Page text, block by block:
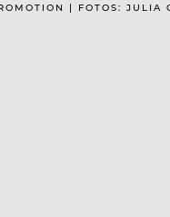
| FOTOS: JULIA